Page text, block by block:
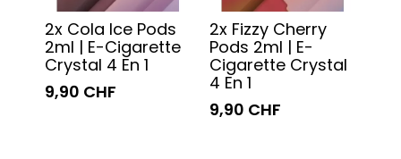
2x Cola Ice Pods
2ml | E-Cigarette
Crystal 4 En 1
9,90 CHF
2x Fizzy Cherry
Pods 2ml | E-
Cigarette Crystal
4 En 1
9,90 CHF